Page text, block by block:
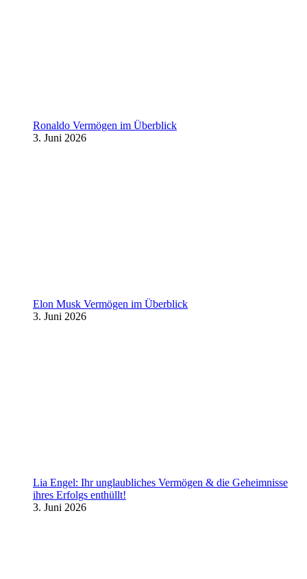
Ronaldo Vermögen im Überblick
3. Juni 2026
Elon Musk Vermögen im Überblick
3. Juni 2026
Lia Engel: Ihr unglaubliches Vermögen & die Geheimnisse
ihres Erfolgs enthüllt!
3. Juni 2026